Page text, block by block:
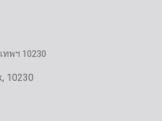
ทพฯ 10230
10230